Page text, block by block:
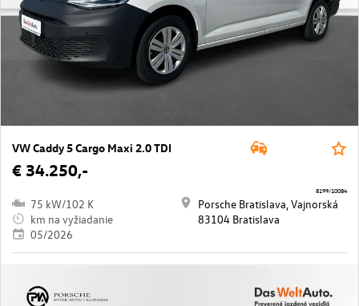
VW Caddy 5 Cargo Maxi 2.0 TDI
€ 34.250,-
75 kW/102 K
km na vyžiadanie
05/2026
Porsche Bratislava, Vajnorská
83104 Bratislava
8199/10084